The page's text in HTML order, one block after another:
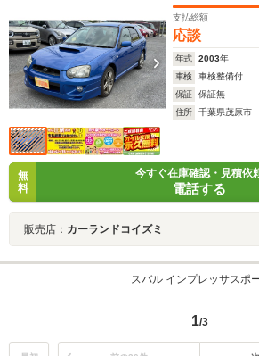
支払総額
応談
年式 2003年
車検
車検整備付
保証
保証無
住所
千葉県茂原市
無
料
今すぐ在庫確認・見積依
電話する
販売店： カーランドコイズミ
スバル インプレッサスポ
1/3